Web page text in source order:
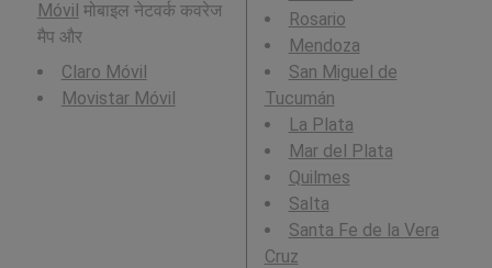
Móvil मोबाइल नेटवर्क कवरेज
मैप और
Claro Móvil
Movistar Móvil
Rosario
Mendoza
San Miguel de
Tucumán
La Plata
Mar del Plata
Quilmes
Salta
Santa Fe de la Vera
Cruz